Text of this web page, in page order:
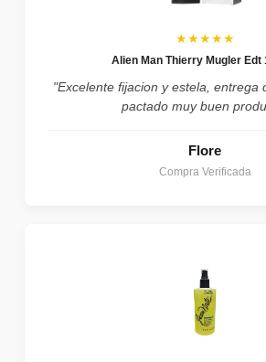
★★★★★
Alien Man Thierry Mugler Edt
"Excelente fijacion y estela, entrega
pactado muy buen
Flore
Compra Verificada